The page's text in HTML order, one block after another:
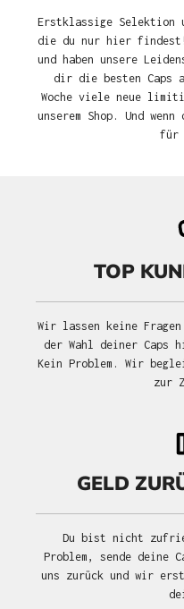
Erstklassige Selektion
die du nur hier findest!
und haben unsere
dir die besten Caps
Woche viele neue
unserem Shop. Und
für
TOP
Wir lassen keine
der Wahl deiner Caps
Kein Problem. Wir
zur
GELD
Du bist nicht
Problem, sende deine
uns zurück und wir